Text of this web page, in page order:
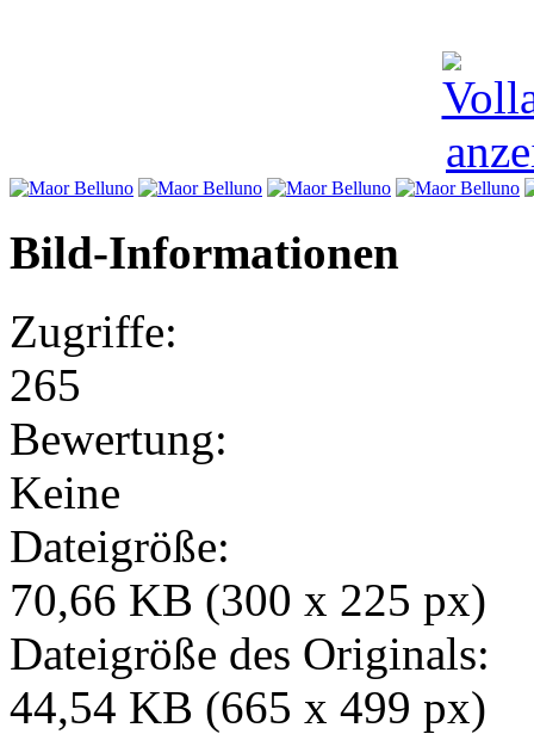
Bild-Informationen
Zugriffe:
265
Bewertung:
Keine
Dateigröße:
70,66 KB (300 x 225 px)
Dateigröße des Originals:
44,54 KB (665 x 499 px)